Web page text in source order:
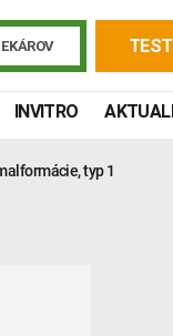
INVITRO
typ 1